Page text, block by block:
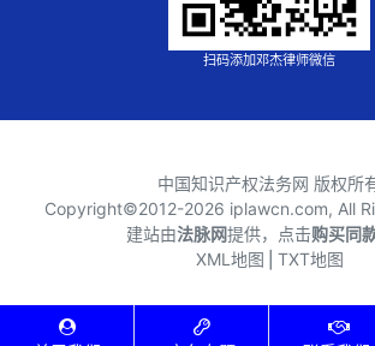
扫码添加邓杰律师微信
中国知识产权法务网 版权所
Copyright©2012-2026 iplawcn.com, All
建站由法脉网提供，点击购买同
XML地图
TXT地图